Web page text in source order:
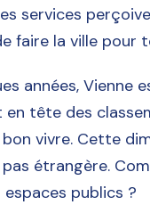
services
faire la ville pour
années, Vienne
en tête des
vivre. Cette
étrangère.
publics ?